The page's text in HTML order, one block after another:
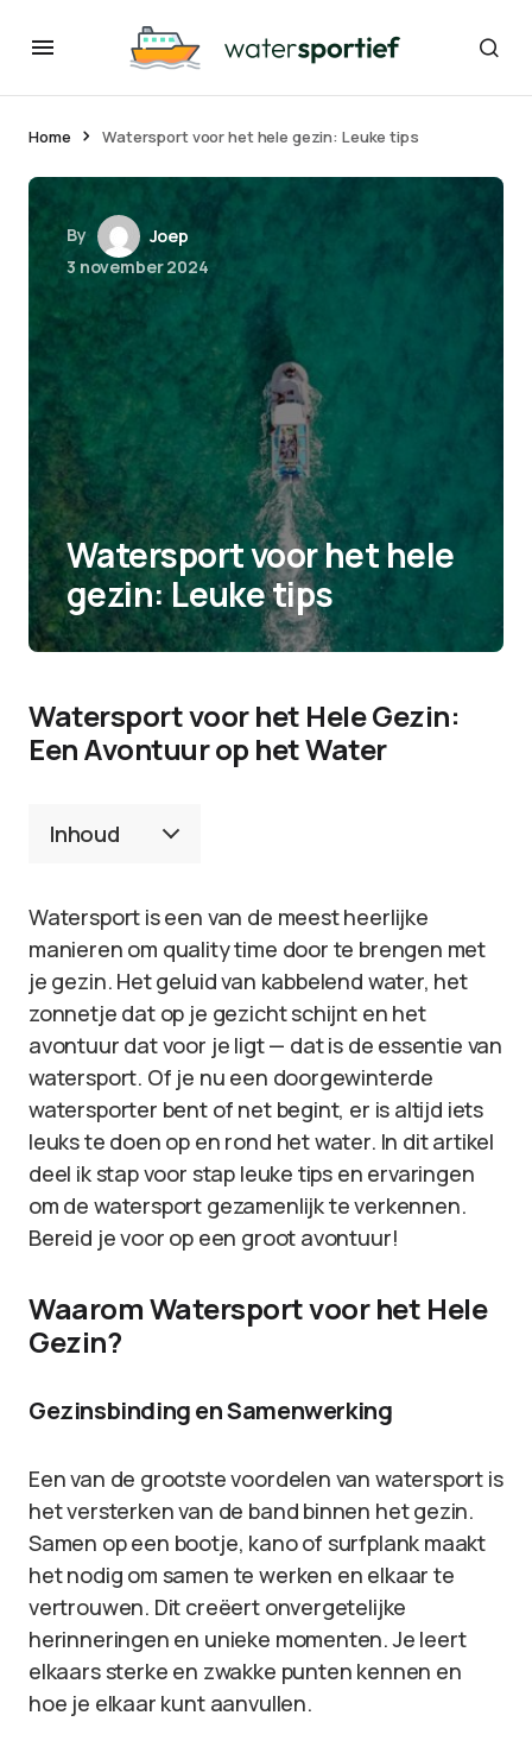
Home Watersport voor het hele gezin: Leuke tips
By
Joep
3 november 2024
Watersport voor het hele
gezin: Leuke tips
Watersport voor het Hele Gezin:
Een Avontuur op het Water
Inhoud
Watersport is een van de meest heerlijke
manieren om quality time door te brengen met
je gezin. Het geluid van kabbelend water, het
zonnetje dat op je gezicht schijnt en het
avontuur dat voor je ligt — dat is de essentie van
watersport. Of je nu een doorgewinterde
watersporter bent of net begint, er is altijd iets
leuks te doen op en rond het water. In dit artikel
deel ik stap voor stap leuke tips en ervaringen
om de watersport gezamenlijk te verkennen.
Bereid je voor op een groot avontuur!
Waarom Watersport voor het Hele
Gezin?
Gezinsbinding en Samenwerking
Een van de grootste voordelen van watersport is
het versterken van de band binnen het gezin.
Samen op een bootje, kano of surfplank maakt
het nodig om samen te werken en elkaar te
vertrouwen. Dit creëert onvergetelijke
herinneringen en unieke momenten. Je leert
elkaars sterke en zwakke punten kennen en
hoe je elkaar kunt aanvullen.